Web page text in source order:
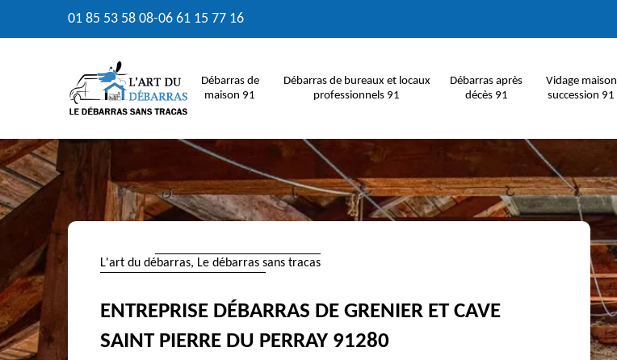
01 85 53 58 08-06 61 15 77 16
Débarras de
maison 91
Débarras de bureaux et locaux
professionnels 91
Débarras après
décès 91
Vidage maison
succession 91
L'art du débarras, Le débarras sans tracas
ENTREPRISE DÉBARRAS DE GRENIER ET CAVE
SAINT PIERRE DU PERRAY 91280